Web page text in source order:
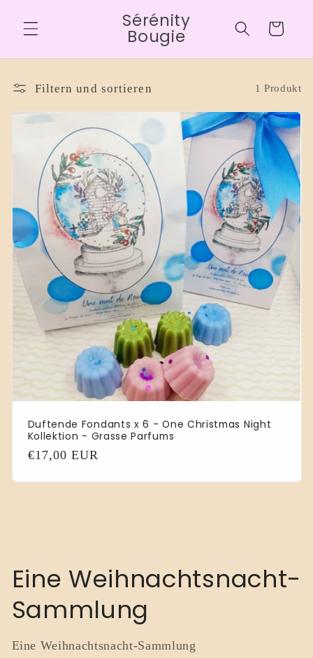
Inhalt
Sérénity
Bougie Warenkorb
Filtern und sortieren 1 Produkt
Duftende Fondants x 6 - One Christmas Night
Kollektion - Grasse Parfums
Normaler
€17,00 EUR
K
a
t
Eine Weihnachtsnacht-
Sammlung
Eine Weihnachtsnacht-Sammlung